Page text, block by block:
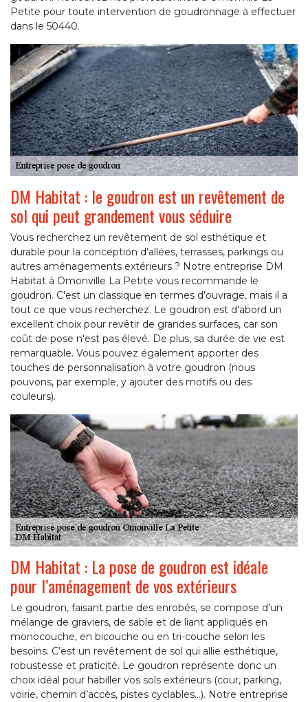
Petite pour toute intervention de goudronnage à effectuer
dans le 50440.
DM Habitat : le goudron est un revêtement de
sol qui peut grandement vous séduire
Vous recherchez un revêtement de sol esthétique et
durable pour la conception d’allées, terrasses, parkings ou
autres aménagements extérieurs ? Notre entreprise DM
Habitat à Omonville La Petite vous recommande le
goudron. C'est un classique en termes d’ouvrage, mais il a
tout ce que vous recherchez. Le goudron est d'abord un
excellent choix pour revêtir de grandes surfaces, car son
coût de pose n'est pas élevé. De plus, sa durée de vie est
remarquable. Vous pouvez également apporter des
touches de personnalisation à votre goudron (nous
pouvons, par exemple, y ajouter des motifs ou des
couleurs).
DM Habitat : La pose de goudron est idéale
pour l’aménagement de vos extérieurs
Le goudron, faisant partie des enrobés, se compose d’un
mélange de graviers, de sable et de liant appliqués en
monocouche, en bicouche ou en tri-couche selon les
besoins. C’est un revêtement de sol qui allie esthétique,
robustesse et praticité. Le goudron représente donc un
choix idéal pour habiller vos sols extérieurs (cour, parking,
voirie, chemin d’accès, pistes cyclables…). Notre entreprise